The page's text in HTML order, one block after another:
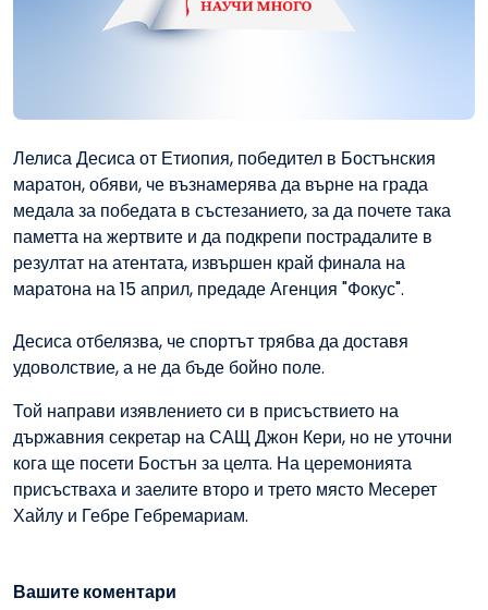
Лелиса Десиса от Етиопия, победител в Бостънския
маратон, обяви, че възнамерява да върне на града
медала за победата в състезанието, за да почете така
паметта на жертвите и да подкрепи пострадалите в
резултат на атентата, извършен край финала на
маратона на 15 април, предаде Агенция "Фокус".
Десиса отбелязва, че спортът трябва да доставя
удоволствие, а не да бъде бойно поле.
Той направи изявлението си в присъствието на
държавния секретар на САЩ Джон Кери, но не уточни
кога ще посети Бостън за целта. На церемонията
присъстваха и заелите второ и трето място Месерет
Хайлу и Гебре Гебремариам.
Вашите коментари